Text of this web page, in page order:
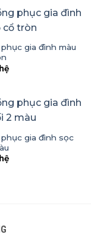
gia đình màu
gia đình sọc